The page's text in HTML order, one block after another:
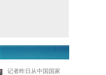
记者昨日从中国国家